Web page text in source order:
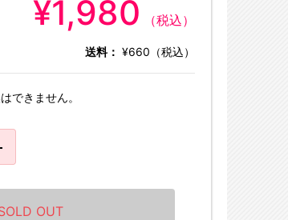
¥1,980 （税込）
送料： ¥660（税込）
できません。
OUT